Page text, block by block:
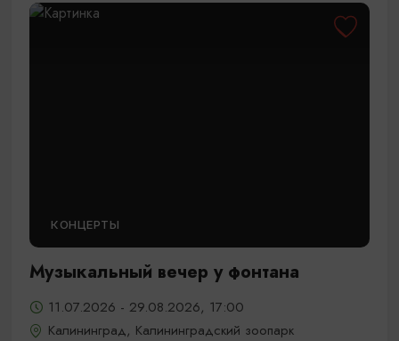
КОНЦЕРТЫ
Музыкальный вечер у фонтана
11.07.2026 - 29.08.2026, 17:00
Калининград, Калининградский зоопарк